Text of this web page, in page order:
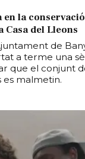
en la
del Lleons
de
a terme una
que el conjunt
es malmetin.